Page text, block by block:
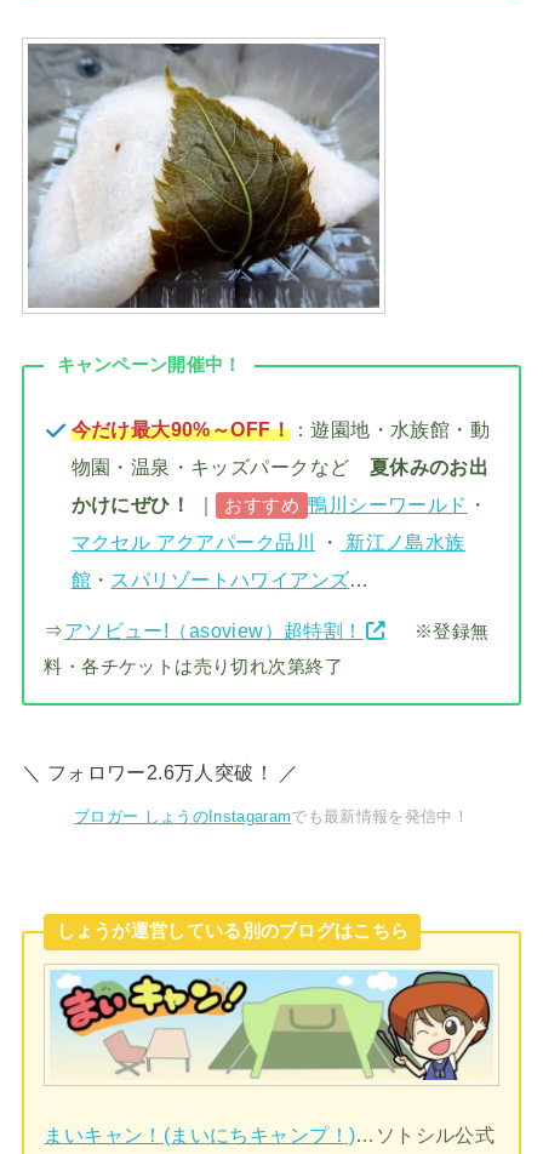
キャンペーン開催中！
今だけ最大90%～OFF！：遊園地・水族館・動
物園・温泉・キッズパークなど 夏休みのお出
かけにぜひ！
｜ おすすめ 鴨川シーワールド ・
マクセル アクアパーク品川
・
新江ノ島水族
館 ・ スパリゾートハワイアンズ…
⇒アソビュー!（asoview）超特割！
※登録無
料・各チケットは売り切れ次第終了
＼ フォロワー2.6万人突破！ ／
ブロガー しょうのInstagaramでも最新情報を発信中！
しょうが運営している別のブログはこちら
まいキャン！(まいにちキャンプ！)…ソトシル公式